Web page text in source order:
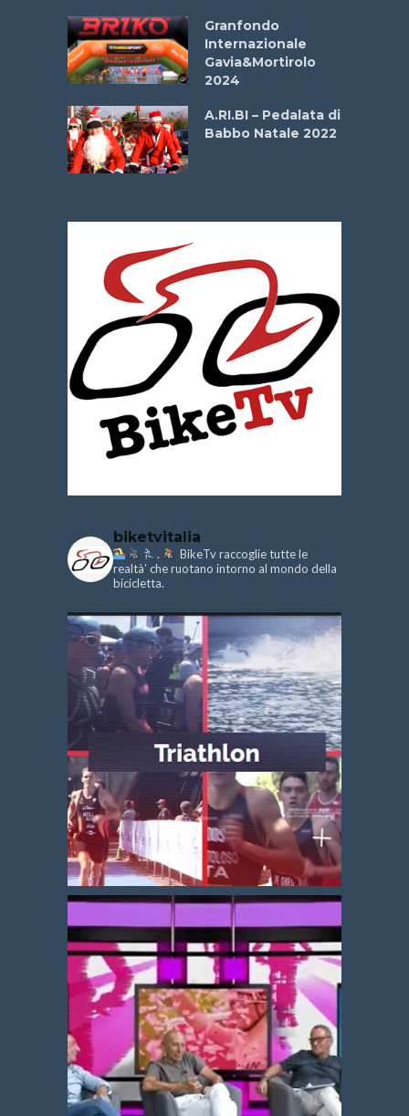
Granfondo
Internazionale
Gavia&Mortirolo
2024
A.RI.BI – Pedalata di
Babbo Natale 2022
biketvitalia
.
BikeTv raccoglie tutte le
realtà’ che ruotano intorno al mondo della
bicicletta.